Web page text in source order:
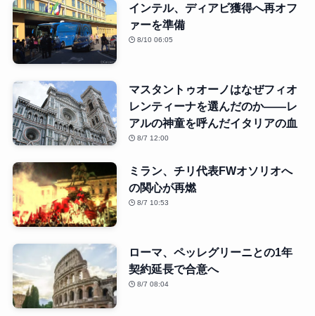
インテル、ディアビ獲得へ再オフ
ァーを準備
8/10 06:05
マスタントゥオーノはなぜフィオ
レンティーナを選んだのか――レ
アルの神童を呼んだイタリアの血
8/7 12:00
ミラン、チリ代表FWオソリオへ
の関心が再燃
8/7 10:53
ローマ、ペッレグリーニとの1年
契約延長で合意へ
8/7 08:04